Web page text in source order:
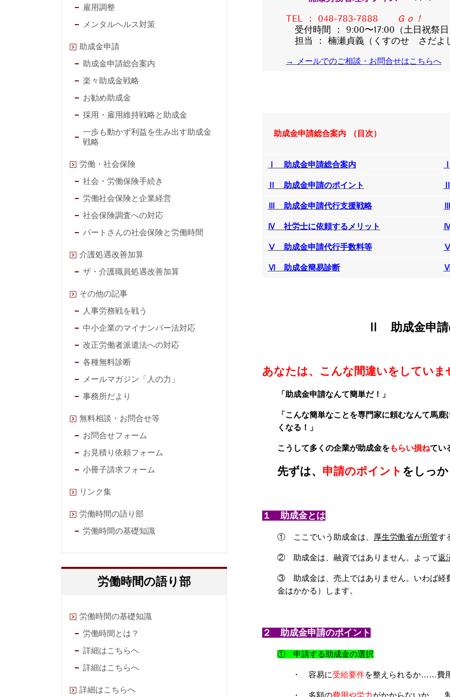
TEL ： 048-783-7888
Ｇｏ！
受付時間 ： 9:00〜17:00（土日祝祭
担当 ： 楠瀬貞義（くすのせ さだよ
→ メールでのご相談・お問合せはこちらへ
助成金申請総合案内 （目次）
Ⅰ 助成金申請総合案内
Ⅱ 助成金申請のポイン ト
Ⅲ 助成金申請代行支援戦略
Ⅳ 社労士に依頼するメリ ッ ト
Ⅴ 助成金申請代行手数料等
Ⅵ 助成金簡易診断
Ⅱ 助成金申
あなたは、こんな間違いをしていま
「助成金申請なんて簡単だ！」
「こんな簡単なことを専門家に頼むなんて馬
くなる！」
こうして多くの企業が助成金をもらい損ねてい
先ずは、 申請のポイント をしっ
１ 助成金とは
① ここでいう助成金は、 厚生労働省が所管す
② 助成金は、融資ではありません。よって返
③ 助成金は、売上ではありません。いわば経
金はかかる）
します。
２ 助成金申請のポイント
① 申請する助成金の選択
・ 容易に受給要件を整えられるか……費
・ 多額の費用や労力がかからないか……
雇用調整
メンタルヘルス対策
助成金申請
助成金申請総合案内
楽々助成金戦略
お勧め助成金
採用・雇用維持戦略と助成金
一歩も動かず利益を生み出す助成金
戦略
労働・社会保険
社会・労働保険手続き
労働社会保険と企業経営
社会保険調査への対応
パートさんの社会保険と労働時間
介護処遇改善加算
ザ・介護職員処遇改善加算
その他の記事
人事労務戦を戦う
中小企業のマイナンバー法対応
改正労働者派遣法への対応
各種無料診断
メールマガジン「人の力」
事務所だより
無料相談・お問合せ等
お問合せフォーム
お見積り依頼フォーム
小冊子請求フォーム
リンク集
労働時間の語り部
労働時間の基礎知識
労働時間の語り部
労働時間の基礎知識
労働時間とは？
詳細はこちらへ
詳細はこちらへ
詳細はこちらへ